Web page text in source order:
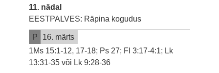
11. nädal
EESTPALVES: Räpina kogudus
P
16. märts
1Ms 15:1-12, 17-18; Ps 27; Fl 3:17-4:1; Lk
13:31-35 või Lk 9:28-36